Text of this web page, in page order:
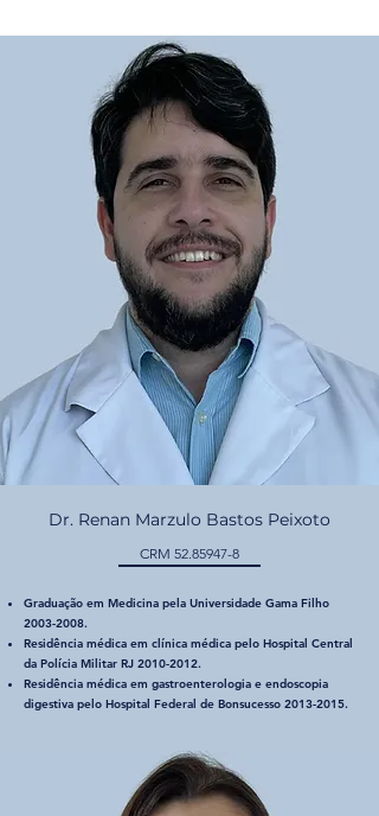
Dr. Renan Marzulo Bastos Peixoto
CRM 52.85947-8
Graduação em Medicina pela Universidade Gama Filho
2003-2008.
Residência médica em clínica médica pelo Hospital Central
da Polícia Militar RJ 2010-2012.
Residência médica em gastroenterologia e endoscopia
digestiva pelo Hospital Federal de Bonsucesso 2013-2015.